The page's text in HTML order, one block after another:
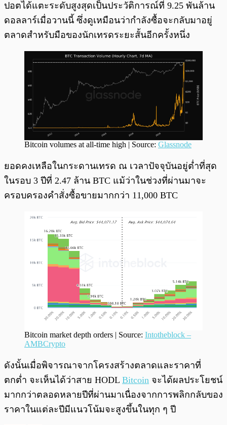
ปอตได้แตะระดับสูงสุดเป็นประวัติการณ์ที่ 9.25 พันล้าน
ดอลลาร์เมื่อวานนี้ ซึ่งดูเหมือนว่ากำลังซื้อจะกลับมาอยู่
ตลาดสำหรับมือของนักเทรดระยะสั้นอีกครั้งหนึ่ง
Bitcoin volumes at all-time high | Source: Glassnode
ยอดคงเหลือในกระดานเทรด ณ เวลาปัจจุบันอยู่ต่ำที่สุด
ในรอบ 3 ปีที่ 2.47 ล้าน BTC แม้ว่าในช่วงที่ผ่านมาจะ
ครอบครองคำสั่งซื้อขายมากกว่า 11,000 BTC
Bitcoin market depth orders | Source: Intotheblock –
AMBCrypto
ดังนั้นเมื่อพิจารณาจากโครงสร้างตลาดและราคาที่
ตกต่ำ จะเห็นได้ว่าสาย HODL Bitcoin จะได้ผลประโยชน์
มากกว่าตลอดหลายปีที่ผ่านมาเนื่องจากการพลิกกลับของ
ราคาในแต่ละปีมีแนวโน้มจะสูงขึ้นในทุก ๆ ปี